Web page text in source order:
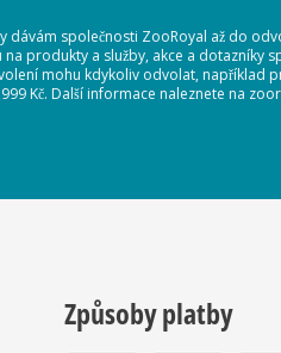
dávám společnosti ZooRoyal až do
produkty a služby, akce a dotazníky
mohu kdykoliv odvolat, například
Kč. Další informace naleznete na
Způsoby platby